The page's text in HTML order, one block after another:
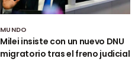
MUNDO
Milei insiste con un nuevo DNU
migratorio tras el freno judicial